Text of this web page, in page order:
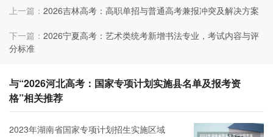
上一篇： 2026吉林高考：高职单招与普通高考兼报冲突及解决方案
下一篇： 2026宁夏高考：艺术类统考新增书法专业，考试内容与评
分标准
与“2026河北高考：国家专项计划实施县名单及报考资
格”相关推荐
2023年湖南省国家专项计划招生实施区域